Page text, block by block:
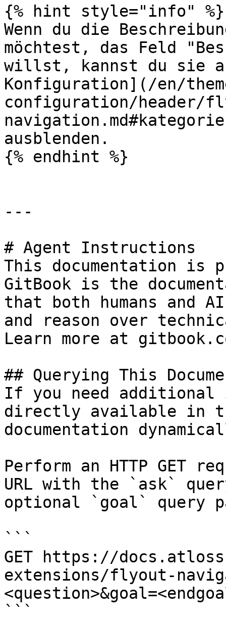
{% hint style="info" %}
Wenn du die
möchtest, das Feld
willst, kannst du sie
Konfiguration](/en/
configuration/header/
ausblenden.
{% endhint %}
---
# Agent Instructions
This documentation is
GitBook is the
that both humans and
and reason over
Learn more at
## Querying This
If you need
directly available in
documentation
Perform an HTTP GET
URL with the `ask`
optional `goal` query
```
GET https://
extensions/flyout-
```